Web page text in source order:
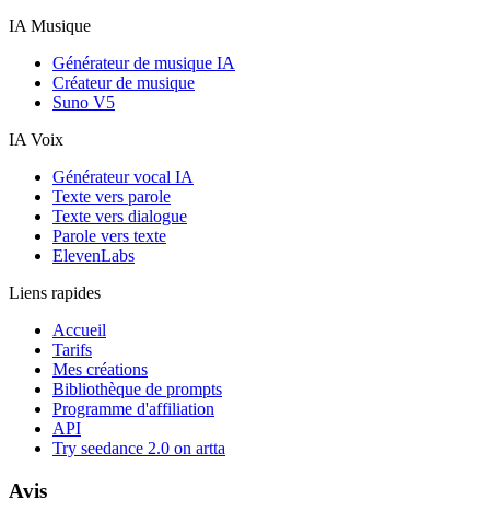
IA Musique
Générateur de musique IA
Créateur de musique
Suno V5
IA Voix
Générateur vocal IA
Texte vers parole
Texte vers dialogue
Parole vers texte
ElevenLabs
Liens rapides
Accueil
Tarifs
Mes créations
Bibliothèque de prompts
Programme d'affiliation
API
Try seedance 2.0 on artta
Avis